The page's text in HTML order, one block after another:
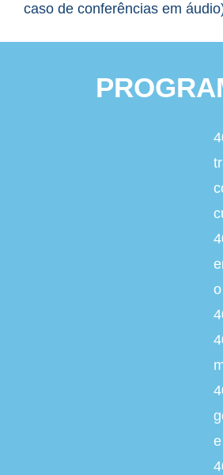
caso de conferências em
o